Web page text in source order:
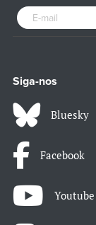
Siga-nos
Bluesky
Facebook
Youtube